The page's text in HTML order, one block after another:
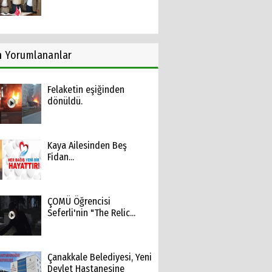
Yorumlananlar
Felaketin eşiğinden
dönüldü.
Kaya Ailesinden Beş
Fidan...
ÇOMÜ Öğrencisi
Seferli'nin "The Relic...
Çanakkale Belediyesi, Yeni
Devlet Hastanesine